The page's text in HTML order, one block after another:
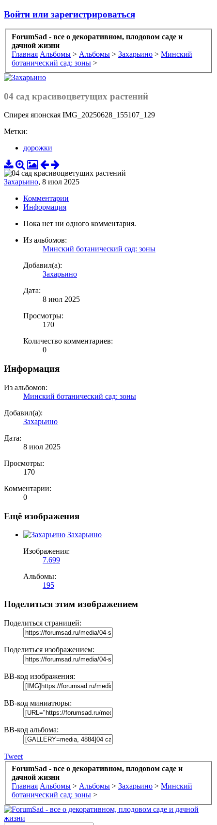
Войти или зарегистрироваться
ForumSad - все о декоративном, плодовом саде и
дачной жизни
Главная Альбомы > Альбомы > Захарьино > Минский
ботанический сад: зоны >
04 сад красивоцветущих растений
Спирея японская IMG_20250628_155107_129
Метки:
дорожки
Захарьино, 8 июл 2025
Комментарии
Информация
Пока нет ни одного комментария.
Из альбомов:
Минский ботанический сад: зоны
Добавил(а):
Захарьино
Дата:
8 июл 2025
Просмотры:
170
Количество комментариев:
0
Информация
Из альбомов:
Минский ботанический сад: зоны
Добавил(а):
Захарьино
Дата:
8 июл 2025
Просмотры:
170
Комментарии:
0
Ещё изображения
Захарьино
Изображения:
7.699
Альбомы:
195
Поделиться этим изображением
Поделиться страницей:
Поделиться изображением:
BB-код изображения:
BB-код миниатюры:
BB-код альбома:
Tweet
ForumSad - все о декоративном, плодовом саде и
дачной жизни
Главная Альбомы > Альбомы > Захарьино > Минский
ботанический сад: зоны >